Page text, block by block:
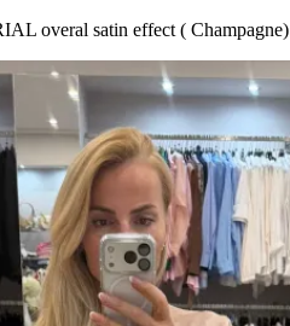
overal satin effect ( Champagne)